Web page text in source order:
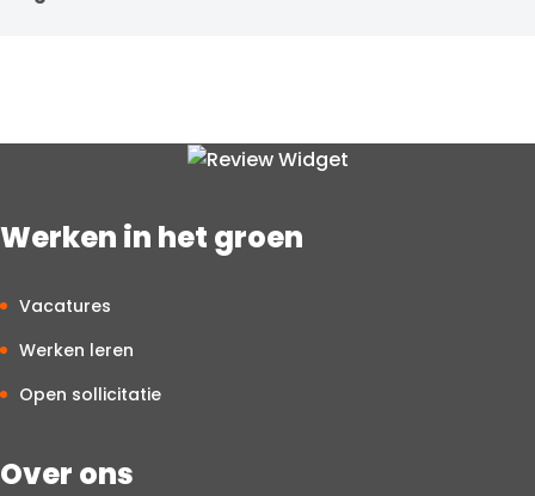
Werken in het groen
Vacatures
Werken leren
Open sollicitatie
Over ons